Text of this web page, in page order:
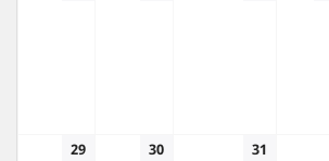
29 30 31